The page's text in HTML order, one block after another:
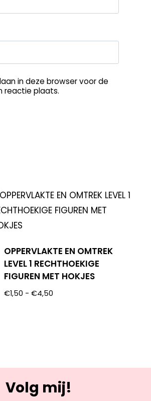
in deze browser voor de
reactie plaats.
OPPERVLAKTE EN OMTREK
LEVEL 1 RECHTHOEKIGE
FIGUREN MET HOKJES
€1,50 - €4,50
Volg mij!